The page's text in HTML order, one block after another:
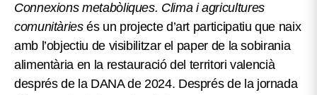
Connexions metabòliques. Clima i agricultures
comunitàriesés un projecte d’art participatiu que naix
amb l’objectiu de visibilitzar el paper de la sobirania
alimentària en la restauració del territori valencià
després de la DANA de 2024. Després de la jornada